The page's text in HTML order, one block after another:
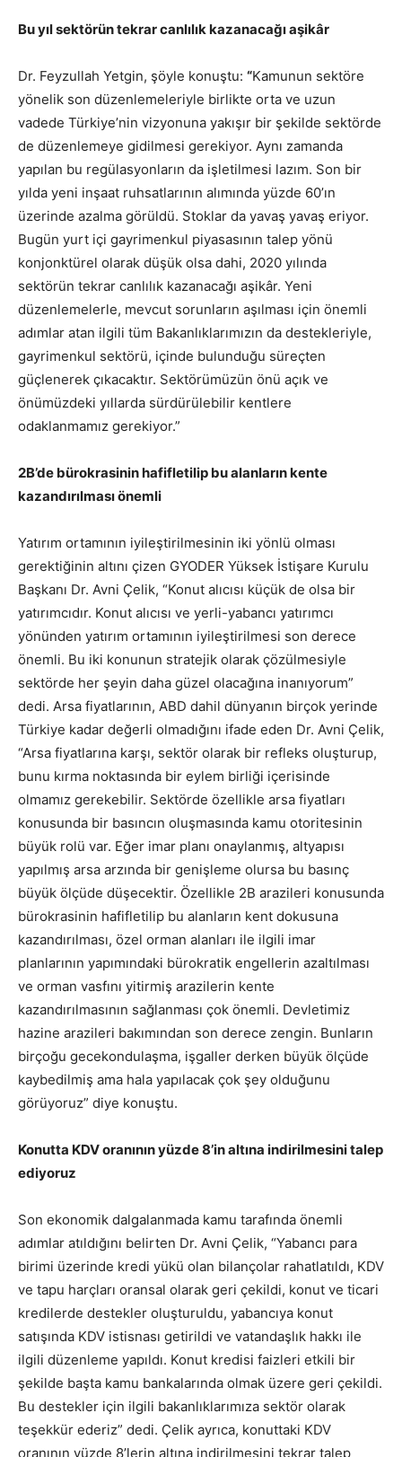
Bu yıl sektörün tekrar canlılık kazanacağı aşikâr
Dr. Feyzullah Yetgin, şöyle konuştu: “Kamunun sektöre
yönelik son düzenlemeleriyle birlikte orta ve uzun
vadede Türkiye’nin vizyonuna yakışır bir şekilde sektörde
de düzenlemeye gidilmesi gerekiyor. Aynı zamanda
yapılan bu regülasyonların da işletilmesi lazım. Son bir
yılda yeni inşaat ruhsatlarının alımında yüzde 60’ın
üzerinde azalma görüldü. Stoklar da yavaş yavaş eriyor.
Bugün yurt içi gayrimenkul piyasasının talep yönü
konjonktürel olarak düşük olsa dahi, 2020 yılında
sektörün tekrar canlılık kazanacağı aşikâr. Yeni
düzenlemelerle, mevcut sorunların aşılması için önemli
adımlar atan ilgili tüm Bakanlıklarımızın da destekleriyle,
gayrimenkul sektörü, içinde bulunduğu süreçten
güçlenerek çıkacaktır. Sektörümüzün önü açık ve
önümüzdeki yıllarda sürdürülebilir kentlere
odaklanmamız gerekiyor.”
2B’de bürokrasinin hafifletilip bu alanların kente
kazandırılması önemli
Yatırım ortamının iyileştirilmesinin iki yönlü olması
gerektiğinin altını çizen GYODER Yüksek İstişare Kurulu
Başkanı Dr. Avni Çelik, “Konut alıcısı küçük de olsa bir
yatırımcıdır. Konut alıcısı ve yerli-yabancı yatırımcı
yönünden yatırım ortamının iyileştirilmesi son derece
önemli. Bu iki konunun stratejik olarak çözülmesiyle
sektörde her şeyin daha güzel olacağına inanıyorum”
dedi. Arsa fiyatlarının, ABD dahil dünyanın birçok yerinde
Türkiye kadar değerli olmadığını ifade eden Dr. Avni Çelik,
“Arsa fiyatlarına karşı, sektör olarak bir refleks oluşturup,
bunu kırma noktasında bir eylem birliği içerisinde
olmamız gerekebilir. Sektörde özellikle arsa fiyatları
konusunda bir basıncın oluşmasında kamu otoritesinin
büyük rolü var. Eğer imar planı onaylanmış, altyapısı
yapılmış arsa arzında bir genişleme olursa bu basınç
büyük ölçüde düşecektir. Özellikle 2B arazileri konusunda
bürokrasinin hafifletilip bu alanların kent dokusuna
kazandırılması, özel orman alanları ile ilgili imar
planlarının yapımındaki bürokratik engellerin azaltılması
ve orman vasfını yitirmiş arazilerin kente
kazandırılmasının sağlanması çok önemli. Devletimiz
hazine arazileri bakımından son derece zengin. Bunların
birçoğu gecekondulaşma, işgaller derken büyük ölçüde
kaybedilmiş ama hala yapılacak çok şey olduğunu
görüyoruz” diye konuştu.
Konutta KDV oranının yüzde 8’in altına indirilmesini talep
ediyoruz
Son ekonomik dalgalanmada kamu tarafında önemli
adımlar atıldığını belirten Dr. Avni Çelik, “Yabancı para
birimi üzerinde kredi yükü olan bilançolar rahatlatıldı, KDV
ve tapu harçları oransal olarak geri çekildi, konut ve ticari
kredilerde destekler oluşturuldu, yabancıya konut
satışında KDV istisnası getirildi ve vatandaşlık hakkı ile
ilgili düzenleme yapıldı. Konut kredisi faizleri etkili bir
şekilde başta kamu bankalarında olmak üzere geri çekildi.
Bu destekler için ilgili bakanlıklarımıza sektör olarak
teşekkür ederiz” dedi. Çelik ayrıca, konuttaki KDV
oranının yüzde 8’lerin altına indirilmesini tekrar talep